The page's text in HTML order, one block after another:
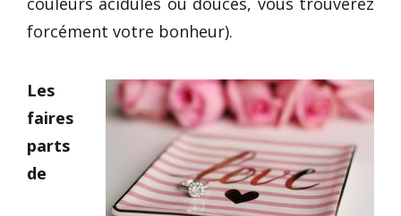
forcément votre bonheur).
Les
faires
parts
de